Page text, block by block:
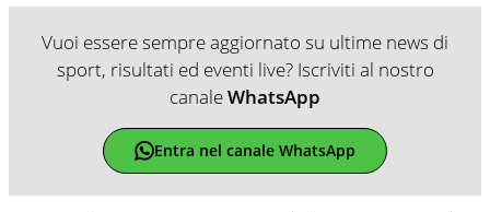
Vuoi essere sempre aggiornato su ultime news di
sport, risultati ed eventi live? Iscriviti al nostro
canaleWhatsApp
Entra nel canale WhatsApp